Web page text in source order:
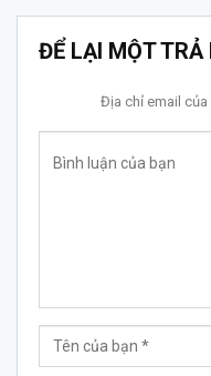
ĐỂ LẠI MỘT TRẢ
Địa chỉ email